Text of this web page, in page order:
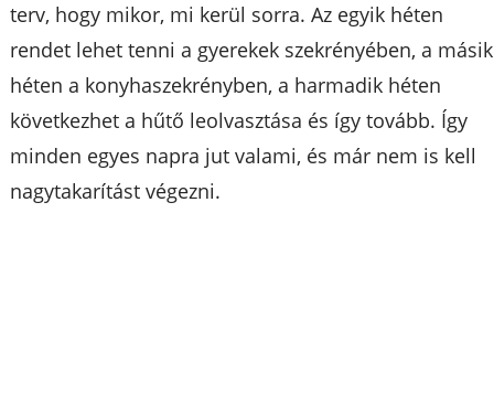
terv, hogy mikor, mi kerül sorra. Az egyik héten
rendet lehet tenni a gyerekek szekrényében, a másik
héten a konyhaszekrényben, a harmadik héten
következhet a hűtő leolvasztása és így tovább. Így
minden egyes napra jut valami, és már nem is kell
nagytakarítást végezni.